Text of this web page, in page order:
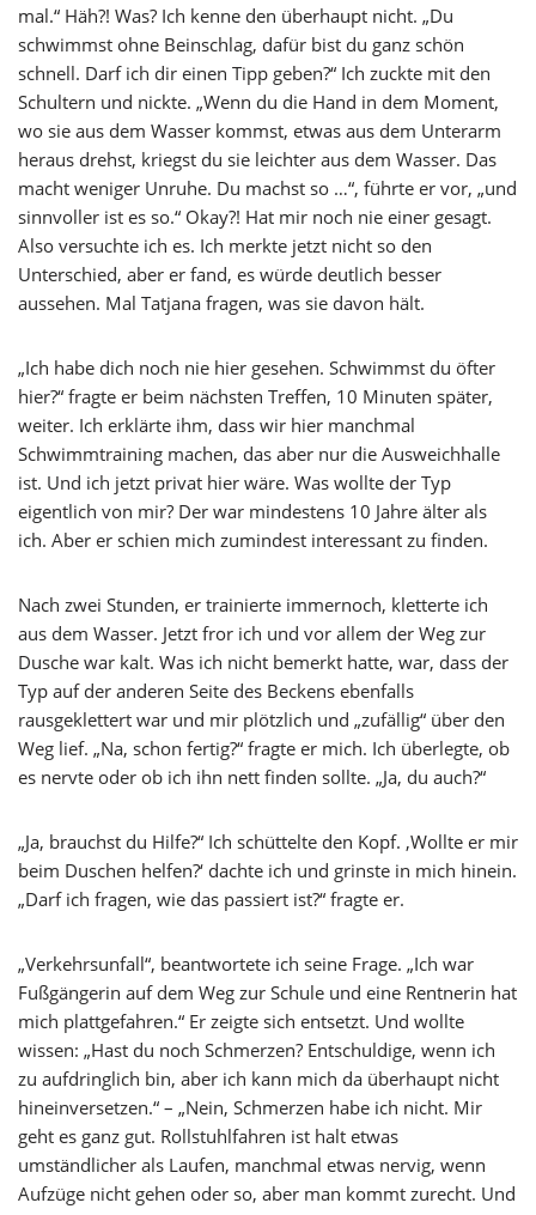
mal.“ Häh?! Was? Ich kenne den überhaupt nicht. „Du
schwimmst ohne Beinschlag, dafür bist du ganz schön
schnell. Darf ich dir einen Tipp geben?“ Ich zuckte mit den
Schultern und nickte. „Wenn du die Hand in dem Moment,
wo sie aus dem Wasser kommst, etwas aus dem Unterarm
heraus drehst, kriegst du sie leichter aus dem Wasser. Das
macht weniger Unruhe. Du machst so …“, führte er vor, „und
sinnvoller ist es so.“ Okay?! Hat mir noch nie einer gesagt.
Also versuchte ich es. Ich merkte jetzt nicht so den
Unterschied, aber er fand, es würde deutlich besser
aussehen. Mal Tatjana fragen, was sie davon hält.
„Ich habe dich noch nie hier gesehen. Schwimmst du öfter
hier?“ fragte er beim nächsten Treffen, 10 Minuten später,
weiter. Ich erklärte ihm, dass wir hier manchmal
Schwimmtraining machen, das aber nur die Ausweichhalle
ist. Und ich jetzt privat hier wäre. Was wollte der Typ
eigentlich von mir? Der war mindestens 10 Jahre älter als
ich. Aber er schien mich zumindest interessant zu finden.
Nach zwei Stunden, er trainierte immernoch, kletterte ich
aus dem Wasser. Jetzt fror ich und vor allem der Weg zur
Dusche war kalt. Was ich nicht bemerkt hatte, war, dass der
Typ auf der anderen Seite des Beckens ebenfalls
rausgeklettert war und mir plötzlich und „zufällig“ über den
Weg lief. „Na, schon fertig?“ fragte er mich. Ich überlegte, ob
es nervte oder ob ich ihn nett finden sollte. „Ja, du auch?“
„Ja, brauchst du Hilfe?“ Ich schüttelte den Kopf. ‚Wollte er mir
beim Duschen helfen?‘ dachte ich und grinste in mich hinein.
„Darf ich fragen, wie das passiert ist?“ fragte er.
„Verkehrsunfall“, beantwortete ich seine Frage. „Ich war
Fußgängerin auf dem Weg zur Schule und eine Rentnerin hat
mich plattgefahren.“ Er zeigte sich entsetzt. Und wollte
wissen: „Hast du noch Schmerzen? Entschuldige, wenn ich
zu aufdringlich bin, aber ich kann mich da überhaupt nicht
hineinversetzen.“ – „Nein, Schmerzen habe ich nicht. Mir
geht es ganz gut. Rollstuhlfahren ist halt etwas
umständlicher als Laufen, manchmal etwas nervig, wenn
Aufzüge nicht gehen oder so, aber man kommt zurecht. Und